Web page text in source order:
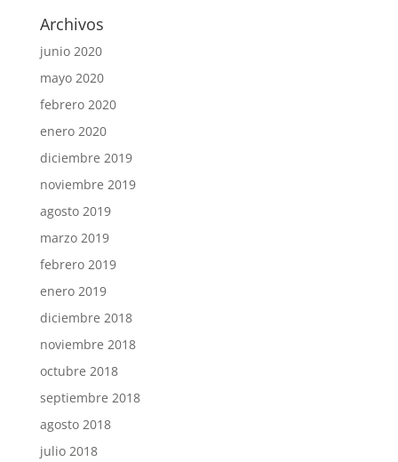
Archivos
junio 2020
mayo 2020
febrero 2020
enero 2020
diciembre 2019
noviembre 2019
agosto 2019
marzo 2019
febrero 2019
enero 2019
diciembre 2018
noviembre 2018
octubre 2018
septiembre 2018
agosto 2018
julio 2018